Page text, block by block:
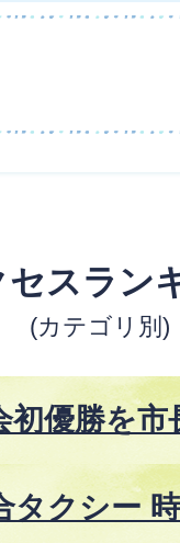
セスラン
(カテゴリ別)
初優勝を市
タクシー